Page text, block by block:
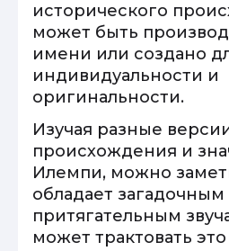
исторического
может быть
имени или создано
индивидуальности и
оригинальности.
Изучая разные
происхождения и
Илемпи, можно
обладает загадочным
притягательным
может трактовать